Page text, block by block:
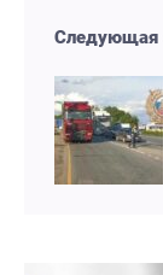
Следующая